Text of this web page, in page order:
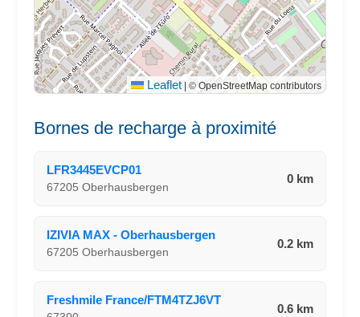
Leaflet © OpenStreetMap contributors
Bornes de recharge à proximité
LFR3445EVCP01
67205 Oberhausbergen
0 km
IZIVIA MAX - Oberhausbergen
67205 Oberhausbergen
0.2 km
Freshmile France/FTM4TZJ6VT
0.6 km